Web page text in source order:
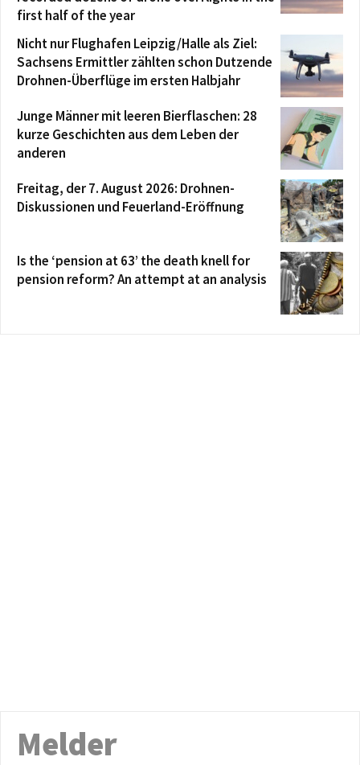
first half of the year
Nicht nur Flughafen Leipzig/Halle als Ziel:
Sachsens Ermittler zählten schon Dutzende
Drohnen-Überflüge im ersten Halbjahr
Junge Männer mit leeren Bierflaschen: 28
kurze Geschichten aus dem Leben der
anderen
Freitag, der 7. August 2026: Drohnen-
Diskussionen und Feuerland-Eröffnung
Is the ‘pension at 63’ the death knell for
pension reform? An attempt at an analysis
Melder